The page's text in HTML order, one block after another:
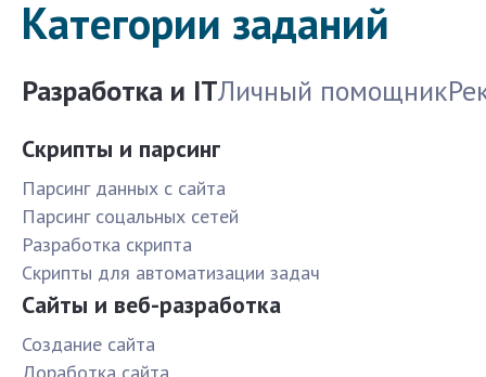
Категории заданий
Разработка и ITЛичный помощник
Скрипты и парсинг
Парсинг данных с сайта
Парсинг соцальных сетей
Разработка скрипта
Скрипты для автоматизации задач
Сайты и веб-разработка
Создание сайта